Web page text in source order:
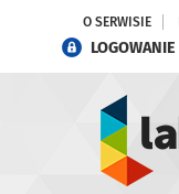
O SERWISIE
LOGOWANIE